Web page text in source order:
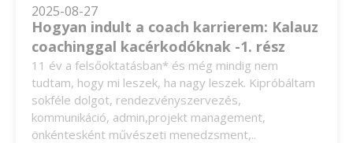
2025-08-27
Hogyan indult a coach karrierem: Kalauz
coachinggal kacérkodóknak -1. rész
11 év a felsőoktatásban* és még mindig nem
tudtam, hogy mi leszek, ha nagy leszek. Kipróbáltam
sokféle dolgot, rendezvényszervezés,
kommunikáció, admin,projekt management,
önkéntesként művészeti menedzsment,..